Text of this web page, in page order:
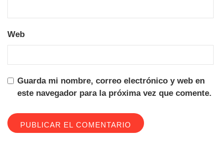
Web
Guarda mi nombre, correo electrónico y web en
este navegador para la próxima vez que comente.